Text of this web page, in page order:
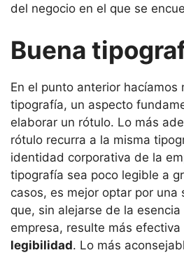
del negocio en el que se
Buena
En el punto anterior hacíamos
tipografía, un aspecto
elaborar un rótulo. Lo más
rótulo recurra a la misma
identidad corporativa de la
tipografía sea poco legible a
casos, es mejor optar por una
que, sin alejarse de la
empresa, resulte más
legibilidad. Lo más